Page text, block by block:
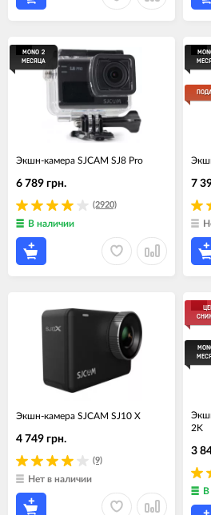
MONO 2
МЕСЯЦА
Экшн-камера SJCAM SJ8 Pro
(2920)
6 789 грн.
В наличии
7
Экшн-камера SJCAM SJ10 X
(9)
4 749 грн.
Нет в наличии
2K
3
В